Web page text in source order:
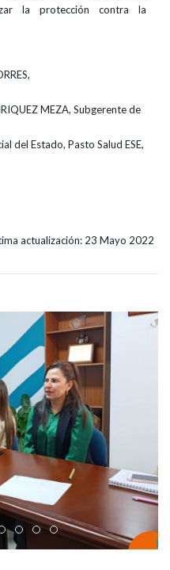
la protección contra la
MEZA, Subgerente de
del Estado, Pasto Salud ESE,
actualización: 23 Mayo 2022
a los Afiliados en el Régimen
ESE lidera gestión institucional
E.S.E. capacita a sus equipos
día para inscripciones en
Viceministro garantiza
Mil pesos que salvan vidas:
Cápsula 18-26 - Reporte
Cápsula 17-26 -